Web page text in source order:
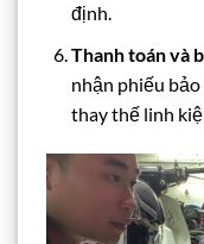
định.
Thanh toán và
nhận phiếu
thay thế linh